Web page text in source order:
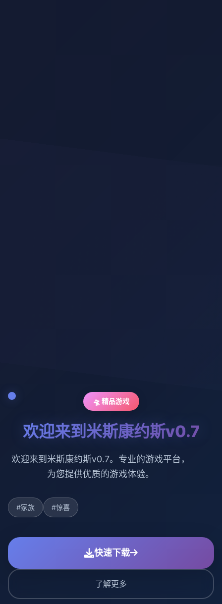
🛸 精品游戏
欢迎来到米斯康约斯v0.7
欢迎来到米斯康约斯v0.7。专业的游戏平台，
为您提供优质的游戏体验。
#家族 #惊喜
快速下载
了解更多